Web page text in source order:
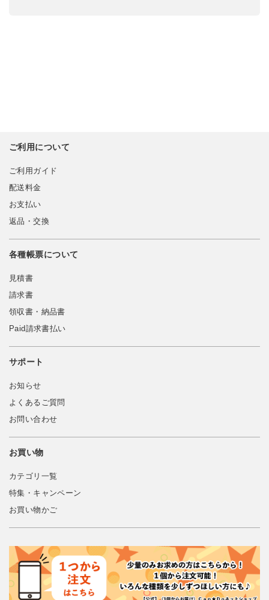
ご利用について
ご利用ガイド
配送料金
お支払い
返品・交換
各種帳票について
見積書
請求書
領収書・納品書
Paid請求書払い
サポート
お知らせ
よくあるご質問
お問い合わせ
お買い物
カテゴリ一覧
特集・キャンペーン
お買い物かご